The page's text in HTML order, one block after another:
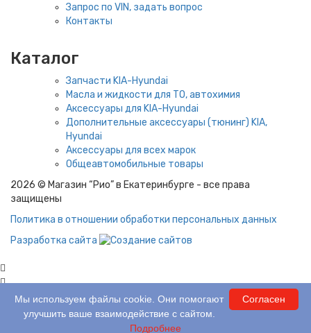
Запрос по VIN, задать вопрос
Контакты
Каталог
Запчасти KIA-Hyundai
Масла и жидкости для ТО, автохимия
Аксессуары для KIA-Hyundai
Дополнительные аксессуары (тюнинг) KIA,
Hyundai
Аксессуары для всех марок
Общеавтомобильные товары
2026 © Магазин “Рио” в Екатеринбурге - все права
защищены
Политика в отношении обработки персональных данных
Разработка сайта
0 шт.На сумму:0 ₽ Согласен
Мы используем файлы cookie. Они помогают
улучшить ваше взаимодействие с сайтом.
Подробнее